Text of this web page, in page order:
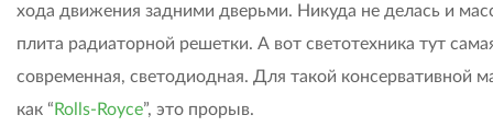
хода движения задними дверьми. Никуда не делась и
плита радиаторной решетки. А вот светотехника тут
современная, светодиодная. Для такой консервативной
как “Rolls-Royce”, это прорыв.